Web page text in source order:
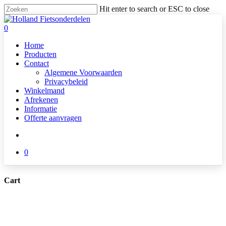
Skip
to
main
Hit enter to search or ESC to close
Close
Search
search
0
Home
Producten
Contact
Algemene Voorwaarden
Privacybeleid
Winkelmand
Afrekenen
Informatie
Offerte aanvragen
0
Cart